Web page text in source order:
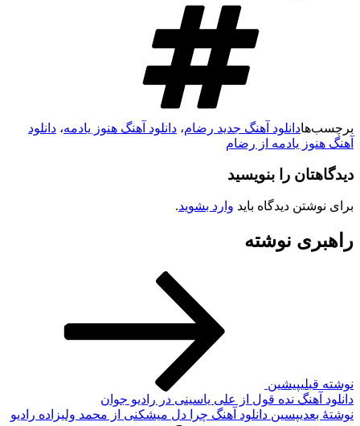
برچسب‌هادانلود آهنگ جدید رضام، دانلود آهنگ هنوز یادمه، دانلود
آهنگ هنوز یادمه از رضام
دیدگاهتان را بنویسید
برای نوشتن دیدگاه باید وارد بشوید.
راهبری نوشته
نوشته قبلیپیشین
دانلود آهنگ نده قول از علی یاسینی در رادیو جوان
نوشته‌ٔ بعدیپسین دانلود آهنگ چرا دل میشکنی از محمد ولیزاده رادیو